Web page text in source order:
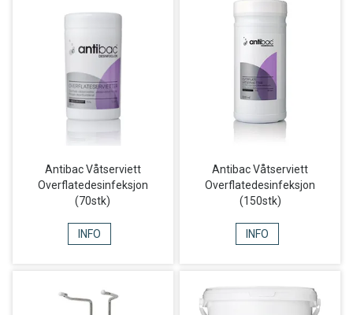
Antibac Våtserviett
Overflatedesinfeksjon
(70stk)
INFO
Antibac Våtserviett
Overflatedesinfeksjon
(150stk)
INFO